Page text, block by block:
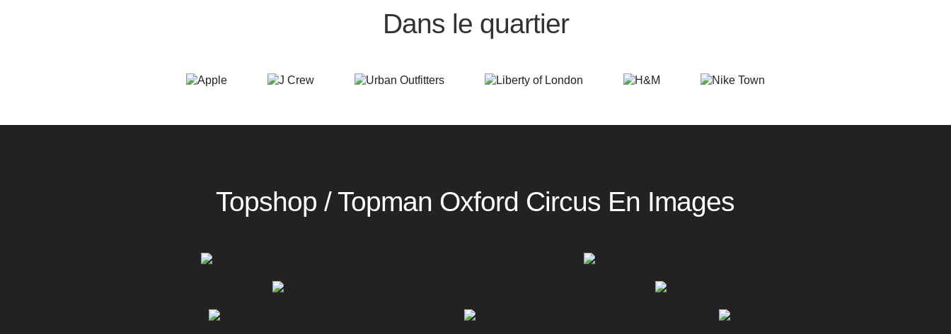
Dans le quartier
Topshop / Topman Oxford Circus En Images